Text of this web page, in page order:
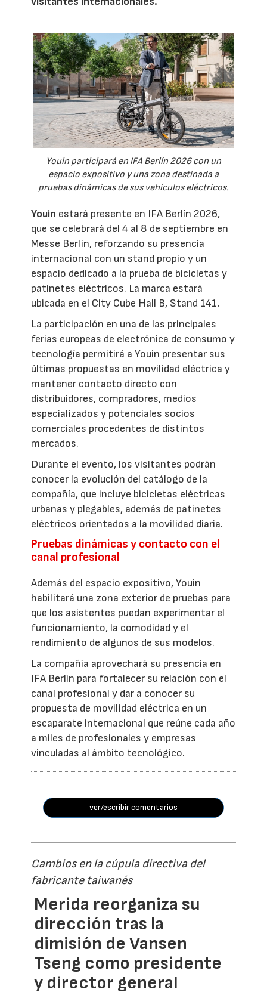
Youin participará en IFA Berlín 2026 con un
espacio expositivo y una zona destinada a
pruebas dinámicas de sus vehículos eléctricos.
Youin estará presente en IFA Berlín 2026,
que se celebrará del 4 al 8 de septiembre en
Messe Berlin, reforzando su presencia
internacional con un stand propio y un
espacio dedicado a la prueba de bicicletas y
patinetes eléctricos. La marca estará
ubicada en el City Cube Hall B, Stand 141.
La participación en una de las principales
ferias europeas de electrónica de consumo y
tecnología permitirá a Youin presentar sus
últimas propuestas en movilidad eléctrica y
mantener contacto directo con
distribuidores, compradores, medios
especializados y potenciales socios
comerciales procedentes de distintos
mercados.
Durante el evento, los visitantes podrán
conocer la evolución del catálogo de la
compañía, que incluye bicicletas eléctricas
urbanas y plegables, además de patinetes
eléctricos orientados a la movilidad diaria.
Pruebas dinámicas y contacto con el
canal profesional
Además del espacio expositivo, Youin
habilitará una zona exterior de pruebas para
que los asistentes puedan experimentar el
funcionamiento, la comodidad y el
rendimiento de algunos de sus modelos.
La compañía aprovechará su presencia en
IFA Berlín para fortalecer su relación con el
canal profesional y dar a conocer su
propuesta de movilidad eléctrica en un
escaparate internacional que reúne cada año
a miles de profesionales y empresas
vinculadas al ámbito tecnológico.
ver/escribir comentarios
Cambios en la cúpula directiva del
fabricante taiwanés
Merida reorganiza su
dirección tras la
dimisión de Vansen
Tseng como presidente
y director general